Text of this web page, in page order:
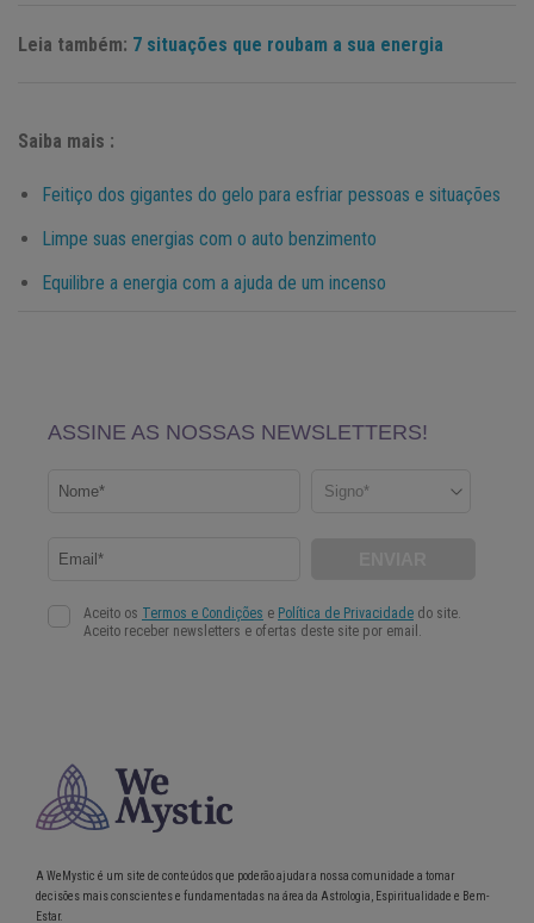
Leia também: 7 situações que roubam a sua energia
Saiba mais :
Feitiço dos gigantes do gelo para esfriar pessoas e situações
Limpe suas energias com o auto benzimento
Equilibre a energia com a ajuda de um incenso
A WeMystic é um site de conteúdos que poderão ajudar a nossa comunidade a tomar
decisões mais conscientes e fundamentadas na área da Astrologia, Espiritualidade e Bem-
Estar.